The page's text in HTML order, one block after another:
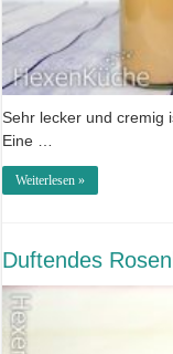
Sehr lecker und cremig
Eine …
Weiterlesen »
Duftendes